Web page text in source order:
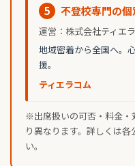
5 不登校専門の
運営：株式会社ティエ
地域密着から全国へ。
援。
ティエラコム
※出席扱いの可否・料金・
り異なります。詳しくは
い。